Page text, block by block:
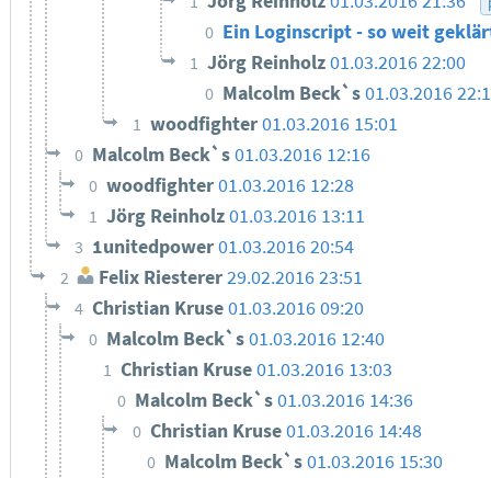
0 Ein Loginscript - so weit
1 Jörg Reinholz01.03.2016 22:00
0 Malcolm Beck`s01.03.2016
1 woodfighter01.03.2016 15:01
0 Malcolm Beck`s01.03.2016 12:16
0 woodfighter01.03.2016 12:28
1 Jörg Reinholz01.03.2016 13:11
3 1unitedpower01.03.2016 20:54
2 Felix Riesterer29.02.2016 23:51
4 Christian Kruse01.03.2016 09:20
0 Malcolm Beck`s01.03.2016 12:40
1 Christian Kruse01.03.2016 13:03
0 Malcolm Beck`s01.03.2016 14:36
0 Christian Kruse01.03.2016 14:48
0 Malcolm Beck`s01.03.2016 15:30